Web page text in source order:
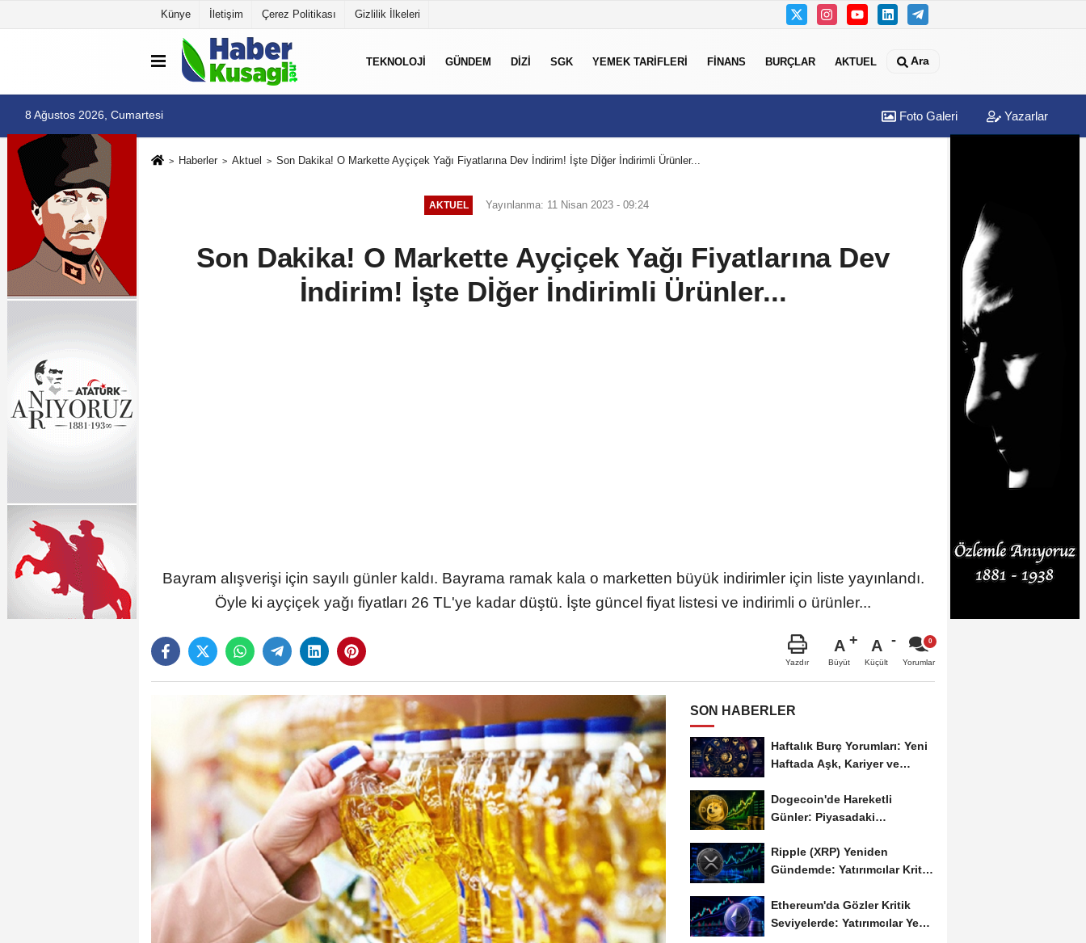
Künye İletişim Çerez Politikası Gizlilik İlkeleri
TEKNOLOJI GÜNDEM DIZI SGK YEMEK TARIFLERI FINANS BURÇLAR AKTUEL Ara
8 Ağustos 2026, Cumartesi Foto Galeri Yazarlar
Haberler Aktuel Son Dakika! O Markette Ayçiçek Yağı Fiyatlarına Dev İndirim! İşte Dİğer İndirimli Ürünler...
AKTUEL Yayınlanma: 11 Nisan 2023 - 09:24
Son Dakika! O Markette Ayçiçek Yağı Fiyatlarına Dev
İndirim! İşte Dİğer İndirimli Ürünler...
Bayram alışverişi için sayılı günler kaldı. Bayrama ramak kala o marketten büyük indirimler için liste yayınlandı.
Öyle ki ayçiçek yağı fiyatları 26 TL'ye kadar düştü. İşte güncel fiyat listesi ve indirimli o ürünler...
Yazdır
A
Büyüt
A
Küçült Yorumlar
SON HABERLER
Haftalık Burç Yorumları: Yeni
Haftada Aşk, Kariyer ve
Dogecoin'de Hareketli
Günler: Piyasadaki
de...
Ripple (XRP) Yeniden
Gündemde: Yatırımcılar Kritik
Ethereum'da Gözler Kritik
Seviyelerde: Yatırımcılar Yeni